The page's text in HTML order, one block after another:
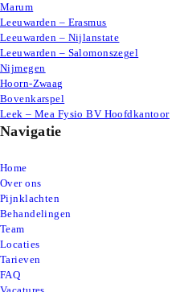
Marum
Leeuwarden – Erasmus
Leeuwarden – Nijlanstate
Leeuwarden – Salomonszegel
Nijmegen
Hoorn-Zwaag
Bovenkarspel
Leek – Mea Fysio BV Hoofdkantoor
Navigatie
Home
Over ons
Pijnklachten
Behandelingen
Team
Locaties
Tarieven
FAQ